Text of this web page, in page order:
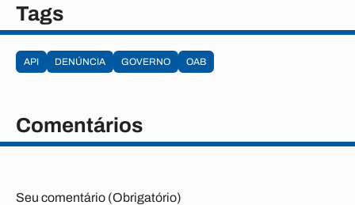
Tags
API DENÚNCIA GOVERNO OAB
Comentários
Seu comentário (Obrigatório)